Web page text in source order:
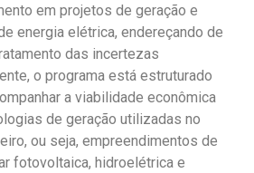
em projetos de geração e
energia elétrica, endereçando de
das incertezas
o programa está estruturado
a viabilidade econômica
de geração utilizadas no
ou seja, empreendimentos de
fotovoltaica, hidroelétrica e